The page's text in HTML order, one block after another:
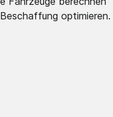
optimieren.